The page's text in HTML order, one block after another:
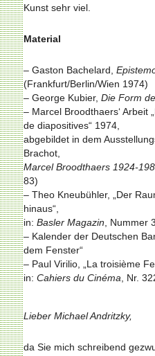
Kunst sehr viel.
Material
– Gaston Bachelard,
(Frankfurt/Berlin/Wien 1974)
– George Kubier, Die Form
– Marcel Broodthaers‘ Arbeit
de diapositives“ 1974,
abgebildet in dem
Brachot,
Marcel Broodthaers 1924-
83)
– Theo Kneubühler, „Der
hinaus“,
in: Basler Magazin , Nummer
– Kalender der Deutschen
dem Fenster“
– Paul Virilio, „La troisième
in: Cahiers du Cinéma , Nr.
Lieber Michael Andritzky,
da Sie mich schreibend